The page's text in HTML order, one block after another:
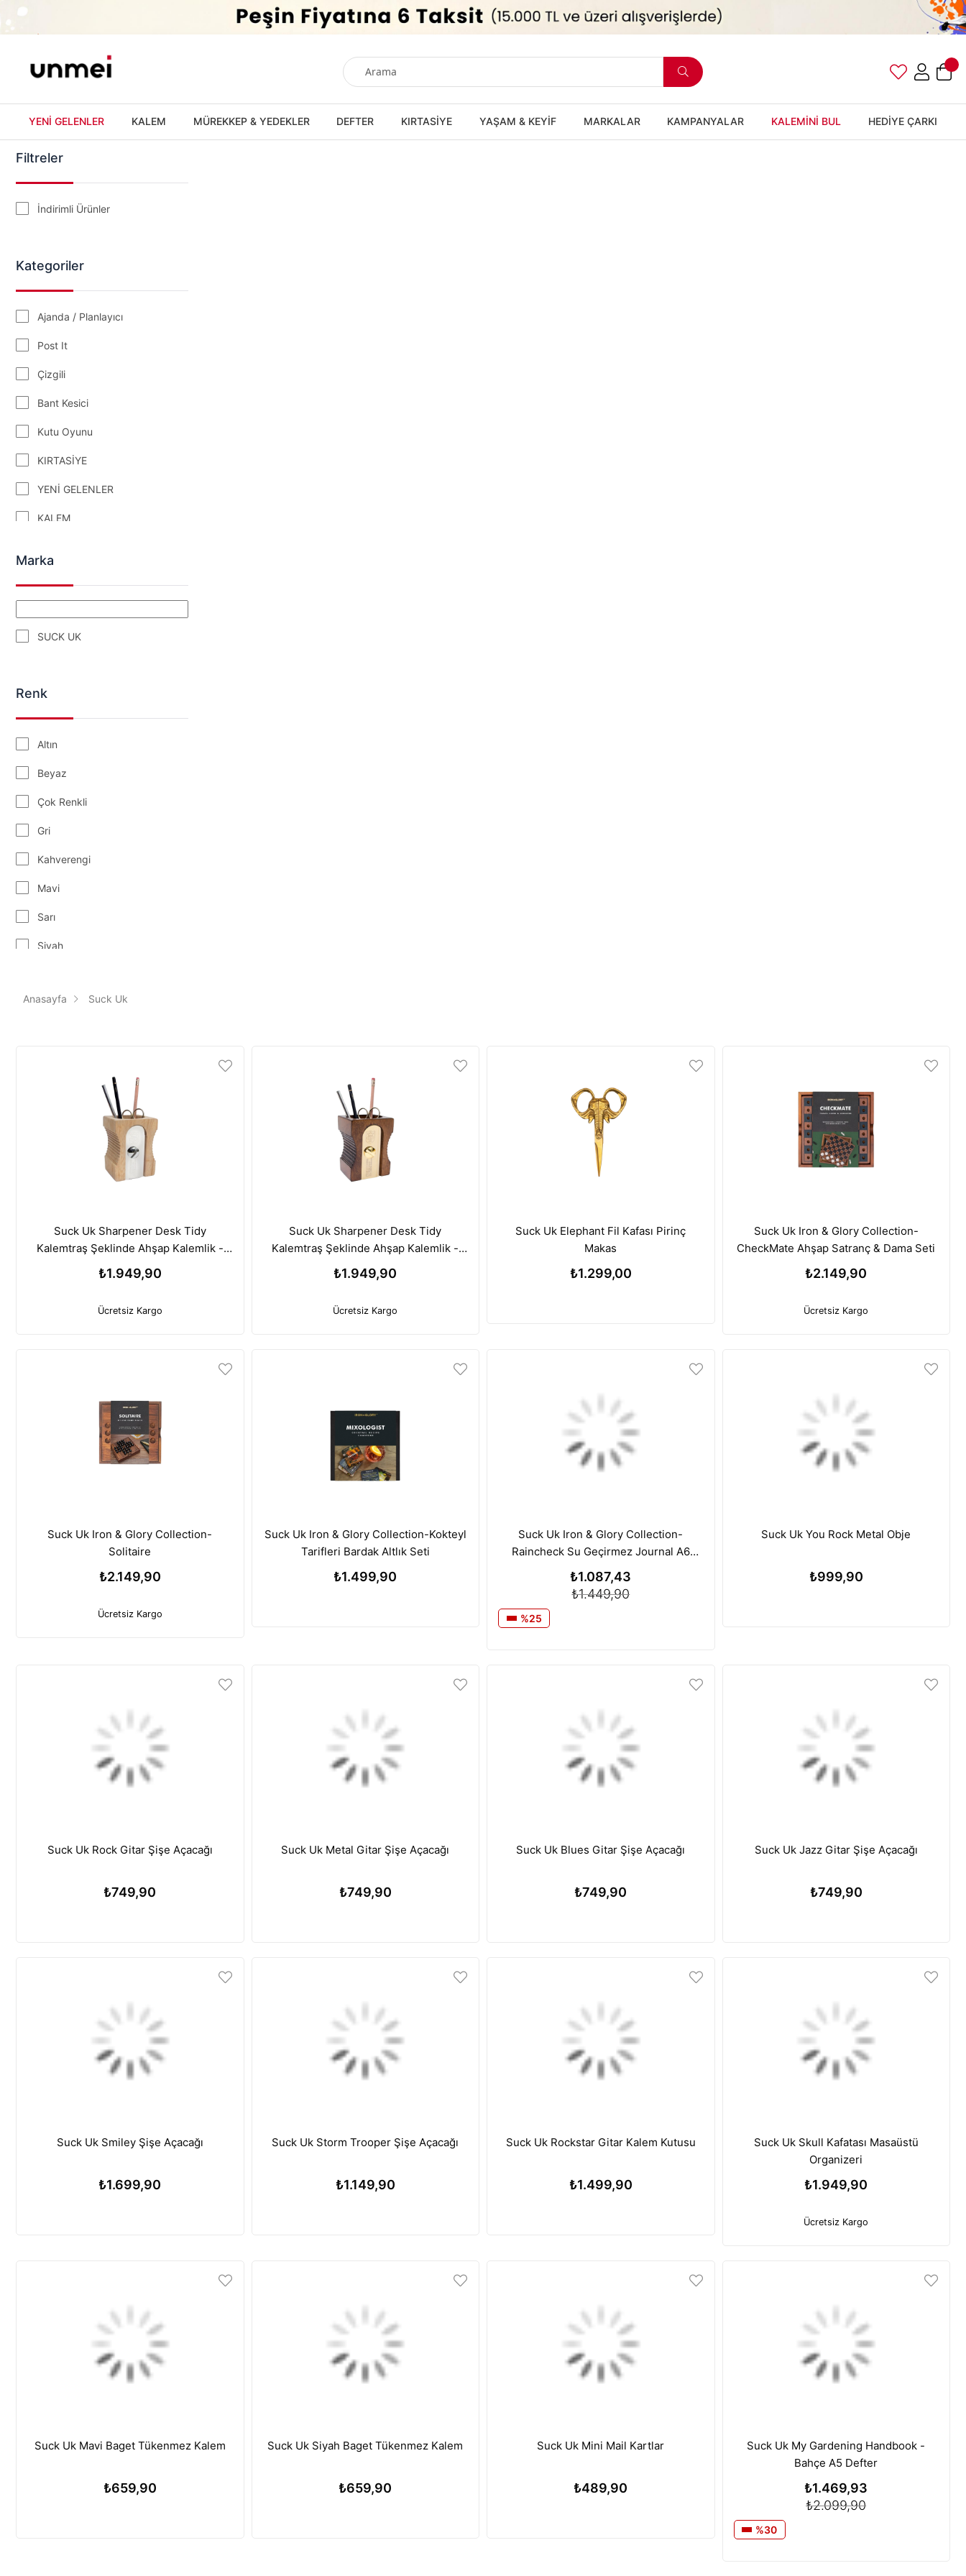
YENİ GELENLER KALEM MÜREKKEP & YEDEKLER DEFTER KIRTASİYE YAŞAM & KEYİF MARKALAR KAMPANYALAR KALEMİNİ BUL HEDİYE ÇARKI
Filtreler
İndirimli Ürünler
Kategoriler
Ajanda / Planlayıcı
Post It
Çizgili
Bant Kesici
Kutu Oyunu
KIRTASİYE
YENİ GELENLER
KALEM
YAŞAM & KEYİF
Notepad
Kalemlik
Cetvel
Marka
SUCK UK
Renk
Altın
Beyaz
Çok Renkli
Gri
Kahverengi
Mavi
Sarı
Siyah
Anasayfa
Suck Uk
Suck Uk Sharpener Desk Tidy
Kalemtraş Şeklinde Ahşap Kalemlik -
Light
₺1.949,90
Ücretsiz Kargo
Suck Uk Sharpener Desk Tidy
Kalemtraş Şeklinde Ahşap Kalemlik -
Dark
₺1.949,90
Ücretsiz Kargo
Suck Uk Elephant Fil Kafası Pirinç
Makas
₺1.299,00
Suck Uk Iron & Glory Collection-
CheckMate Ahşap Satranç & Dama Seti
₺2.149,90
Ücretsiz Kargo
Suck Uk Iron & Glory Collection-
Solitaire
₺2.149,90
Ücretsiz Kargo
Suck Uk Iron & Glory Collection-Kokteyl
Tarifleri Bardak Altlık Seti
₺1.499,90
Suck Uk Iron & Glory Collection-
Raincheck Su Geçirmez Journal A6
Defter ve Kalem Seti
₺1.087,43
₺1.449,90
%25
Suck Uk You Rock Metal Obje
₺999,90
Suck Uk Rock Gitar Şişe Açacağı
₺749,90
Suck Uk Metal Gitar Şişe Açacağı
₺749,90
Suck Uk Blues Gitar Şişe Açacağı
₺749,90
Suck Uk Jazz Gitar Şişe Açacağı
₺749,90
Suck Uk Smiley Şişe Açacağı
₺1.699,90
Suck Uk Storm Trooper Şişe Açacağı
₺1.149,90
Suck Uk Rockstar Gitar Kalem Kutusu
₺1.499,90
Suck Uk Skull Kafatası Masaüstü
Organizeri
₺1.949,90
Ücretsiz Kargo
Suck Uk Mavi Baget Tükenmez Kalem
₺659,90
Suck Uk Siyah Baget Tükenmez Kalem
₺659,90
Suck Uk Mini Mail Kartlar
₺489,90
Suck Uk My Gardening Handbook -
Bahçe A5 Defter
₺1.469,93
₺2.099,90
%30